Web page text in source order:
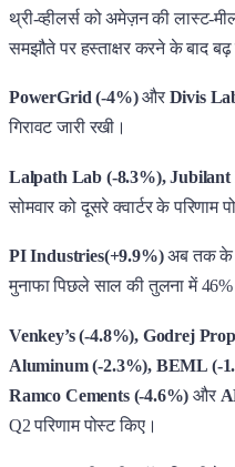
थ्री-व्हीलर्स को अमेज़न की लास्ट-
समझौते पर हस्ताक्षर करने के बाद बढ़
PowerGrid (-4%)औरDivis
गिरावट जारी रखी।
Lalpath Lab (-8.3%),
सोमवार को दूसरे क्वार्टर के
PI Industries(+9.9%)अब तक के
मुनाफा पिछले साल की तुलना में 46%
Venkey’s (-4.8%), Godrej
Aluminum (-2.3%), BEML (-
Ramco Cements (-4.6%)और
Q2 परिणाम पोस्ट किए।